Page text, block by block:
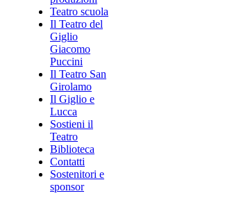
Teatro scuola
Il Teatro del
Giglio
Giacomo
Puccini
Il Teatro San
Girolamo
Il Giglio e
Lucca
Sostieni il
Teatro
Biblioteca
Contatti
Sostenitori e
sponsor